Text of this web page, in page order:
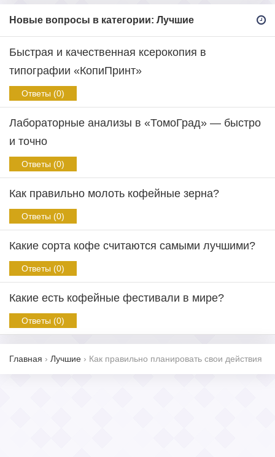
Новые вопросы в категории: Лучшие
Быстрая и качественная ксерокопия в
типографии «КопиПринт»
Ответы (0)
Лабораторные анализы в «ТомоГрад» — быстро
и точно
Ответы (0)
Как правильно молоть кофейные зерна?
Ответы (0)
Какие сорта кофе считаются самыми лучшими?
Ответы (0)
Какие есть кофейные фестивали в мире?
Ответы (0)
Главная › Лучшие › Как правильно планировать свои действия